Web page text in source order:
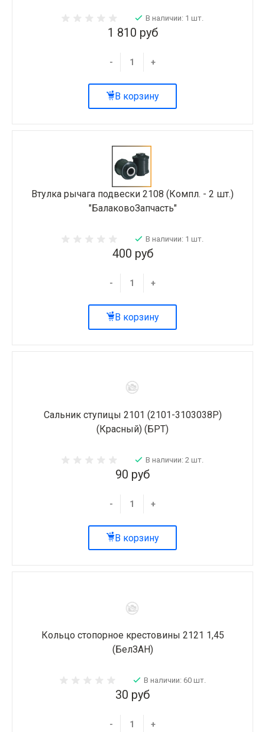
В наличии: 1 шт.
1 810 руб
- +
В корзину
Втулка рычага подвески 2108 (Компл. - 2 шт.)
"БалаковоЗапчасть"
В наличии: 1 шт.
400 руб
- +
В корзину
Сальник ступицы 2101 (2101-3103038Р)
(Красный) (БРТ)
В наличии: 2 шт.
90 руб
- +
В корзину
Кольцо стопорное крестовины 2121 1,45
(БелЗАН)
В наличии: 60 шт.
30 руб
- +